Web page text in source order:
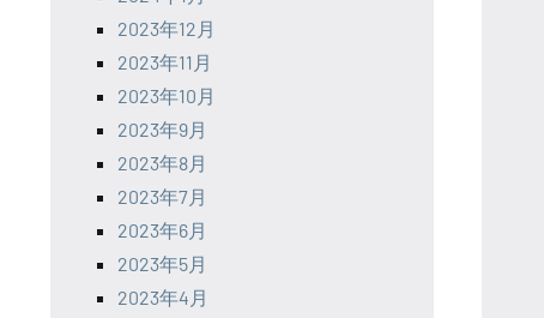
2023年12月
2023年11月
2023年10月
2023年9月
2023年8月
2023年7月
2023年6月
2023年5月
2023年4月